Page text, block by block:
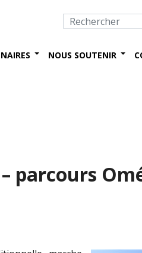
NOUS SOUTENIR
parcours